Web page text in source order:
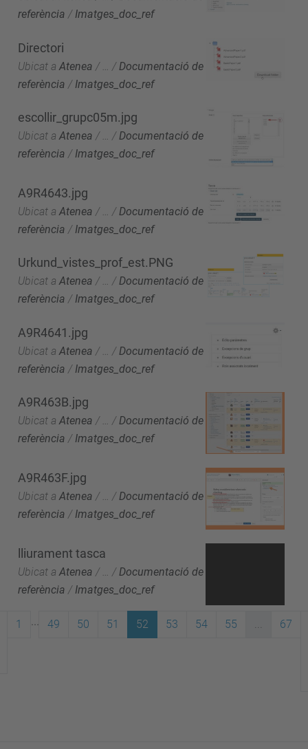
referència / Imatges_doc_ref
Directori
Ubicat a Atenea / / Documentació de
referència / Imatges_doc_ref
escollir_grupc05m.jpg
Ubicat a Atenea / … /Documentació de
referència / Imatges_doc_ref
A9R4643.jpg
Ubicat a Atenea / / Documentació de
referència / Imatges_doc_ref
Urkund_vistes_prof_est.PNG
Ubicat a Atenea / … /Documentació de
referència / Imatges_doc_ref
A9R4641.jpg
Ubicat a Atenea / / Documentació de
referència / Imatges_doc_ref
A9R463B.jpg
Ubicat a Atenea / … /Documentació de
referència / Imatges_doc_ref
A9R463F.jpg
Ubicat a Atenea / … /Documentació de
referència / Imatges_doc_ref
lliurament tasca
Ubicat a Atenea / … /Documentació de
referència / Imatges_doc_ref
1 49 50 51 52 53 54 55 67